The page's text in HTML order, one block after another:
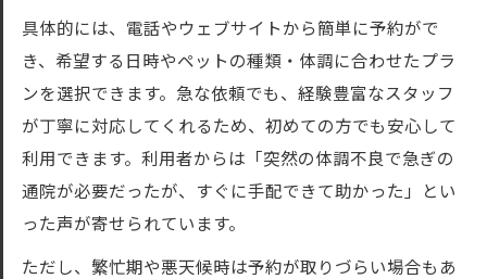
具体的には、電話やウェブサイトから簡単に予約がで
き、希望する日時やペットの種類・体調に合わせたプラ
ンを選択できます。急な依頼でも、経験豊富なスタッフ
が丁寧に対応してくれるため、初めての方でも安心して
利用できます。利用者からは「突然の体調不良で急ぎの
通院が必要だったが、すぐに手配できて助かった」とい
った声が寄せられています。
ただし、繁忙期や悪天候時は予約が取りづらい場合もあ